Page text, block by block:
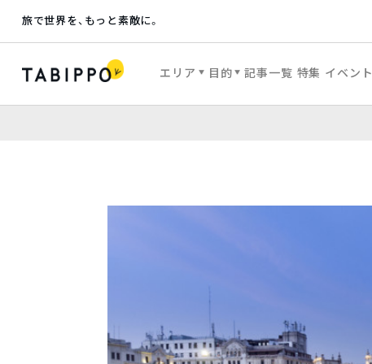
旅で世界を、もっと素敵に。
エリア 目的 記事一覧 特集 イベント